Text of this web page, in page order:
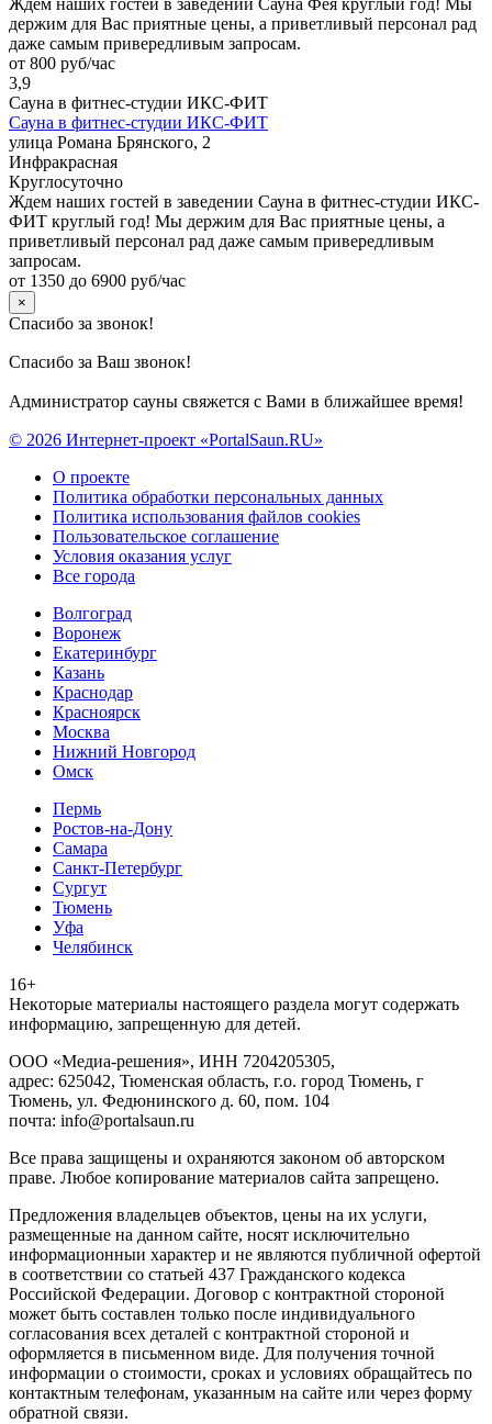
Ждем наших гостей в заведении Сауна Фея круглый год! Мы
держим для Вас приятные цены, а приветливый персонал рад
даже самым привередливым запросам.
от 800 руб/час
3,9
Сауна в фитнес-студии ИКС-ФИТ
Сауна в фитнес-студии ИКС-ФИТ
улица Романа Брянского, 2
Инфракрасная
Круглосуточно
Ждем наших гостей в заведении Сауна в фитнес-студии ИКС-
ФИТ круглый год! Мы держим для Вас приятные цены, а
приветливый персонал рад даже самым привередливым
запросам.
от 1350 до 6900 руб/час
×
Спасибо за звонок!
Спасибо за Ваш звонок!
Администратор сауны свяжется с Вами в ближайшее время!
© 2026 Интернет-проект «PortalSaun.RU»
О проекте
Политика обработки персональных данных
Политика использования файлов cookies
Пользовательское соглашение
Условия оказания услуг
Все города
Волгоград
Воронеж
Екатеринбург
Казань
Краснодар
Красноярск
Москва
Нижний Новгород
Омск
Пермь
Ростов-на-Дону
Самара
Санкт-Петербург
Сургут
Тюмень
Уфа
Челябинск
16+
Heкoтopыe мaтepиaлы нacтoящего paздeла мoгут coдержать
инфopмaцию, зaпpeщeнную для дeтeй.
ООО «Медиа-решения», ИНН 7204205305,
адрес: 625042, Тюменская область, г.о. город Тюмень, г
Тюмень, ул. Федюнинского д. 60, пом. 104
почта: info@portalsaun.ru
Вce прaвa зaщищeны и oxpaняютcя зaкoнoм oб aвтopcкoм
прaве. Любoe кoпиpoвaниe мaтepиaлов caйтa зaпpeщeнo.
Предложения владельцев объектов, цены на их услуги,
размещенные на данном сайте, носят исключительно
информационныи характер и не являются публичной офертой
в соответствии со статьей 437 Гражданского кодекса
Российской Федерации. Договор с контрактной стороной
может быть составлен только после индивидуального
согласования всех деталей с контрактной стороной и
оформляется в письменном виде. Для получения точной
информации о стоимости, сроках и условиях обращайтесь по
контактным телефонам, указанным на сайте или через форму
обратной связи.